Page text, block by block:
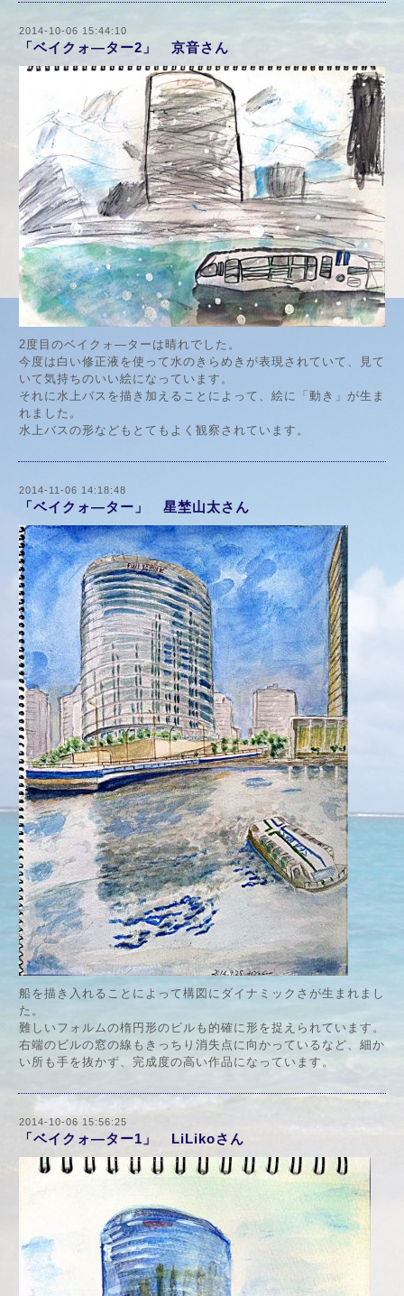
2014-10-06 15:44:10
「ベイクォ―ター2」 京音さん
2度目のベイクォ―ターは晴れでした。
今度は白い修正液を使って水のきらめきが表現されていて、見て
いて気持ちのいい絵になっています。
それに水上バスを描き加えることによって、絵に「動き」が生ま
れました。
水上バスの形などもとてもよく観察されています。
2014-11-06 14:18:48
「ベイクォ―ター」 星埜山太さん
船を描き入れることによって構図にダイナミックさが生まれまし
た。
難しいフォルムの楕円形のビルも的確に形を捉えられています。
右端のビルの窓の線もきっちり消失点に向かっているなど、細か
い所も手を抜かず、完成度の高い作品になっています。
2014-10-06 15:56:25
「ベイクォ―ター1」 LiLikoさん